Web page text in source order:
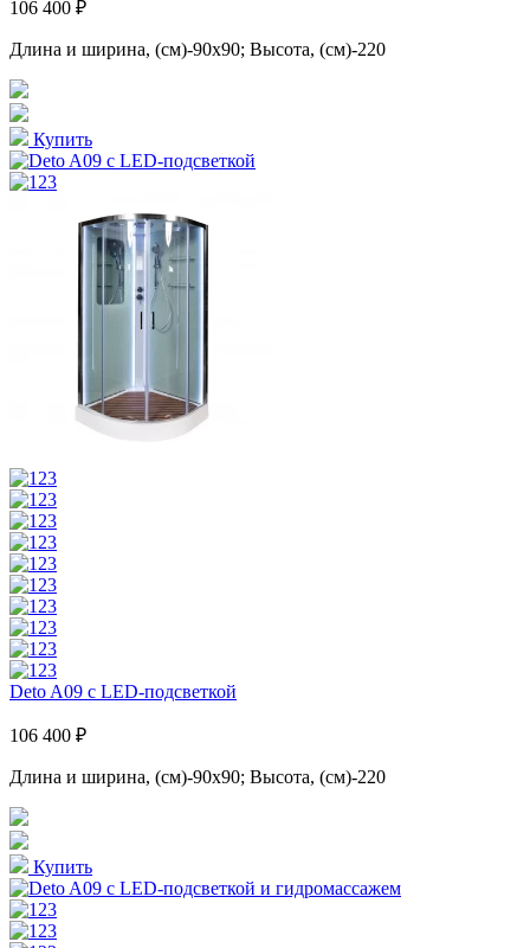
106 400 ₽
Длина и ширина, (см)-90x90; Высота, (см)-220
Купить
Deto A09 с LED-подсветкой
106 400 ₽
Длина и ширина, (см)-90x90; Высота, (см)-220
Купить